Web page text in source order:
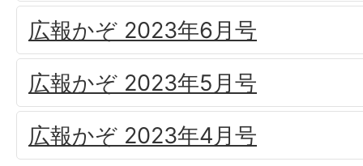
広報かぞ 2023年6月号
広報かぞ 2023年5月号
広報かぞ 2023年4月号